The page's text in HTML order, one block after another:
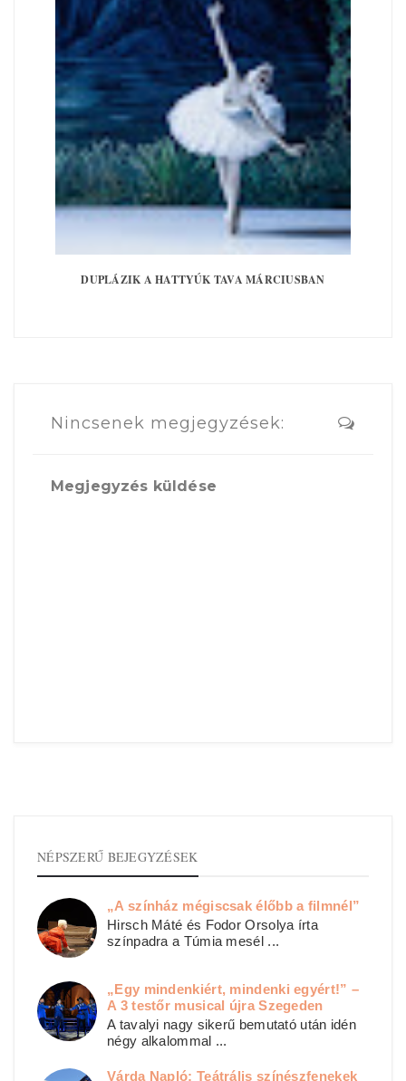
DUPLÁZIK A HATTYÚK TAVA MÁRCIUSBAN
Nincsenek megjegyzések:
Megjegyzés küldése
NÉPSZERŰ BEJEGYZÉSEK
„A színház mégiscsak élőbb a filmnél”
Hirsch Máté és Fodor Orsolya írta
színpadra a Túmia mesél ...
„Egy mindenkiért, mindenki egyért!” –
A 3 testőr musical újra Szegeden
A tavalyi nagy sikerű bemutató után idén
négy alkalommal ...
Várda Napló: Teátrális színészfenekek